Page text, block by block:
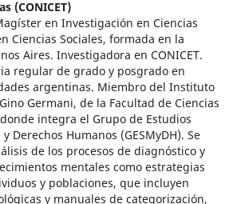
(CONICET)
en Investigación en Ciencias
Ciencias Sociales, formada en la
Aires. Investigadora en CONICET.
regular de grado y posgrado en
argentinas. Miembro del Instituto
Germani, de la Facultad de Ciencias
integra el Grupo de Estudios
Derechos Humanos (GESMyDH). Se
de los procesos de diagnóstico y
mentales como estrategias
y poblaciones, que incluyen
y manuales de categorización,